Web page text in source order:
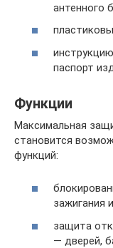
антенного
паспорт
Функции
Максимальная
становится
функций:
зажигания
защита
— дверей,